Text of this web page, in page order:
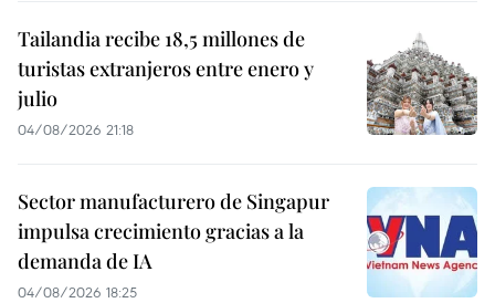
Tailandia recibe 18,5 millones de
turistas extranjeros entre enero y
julio
04/08/2026 21:18
Sector manufacturero de Singapur
impulsa crecimiento gracias a la
demanda de IA
04/08/2026 18:25